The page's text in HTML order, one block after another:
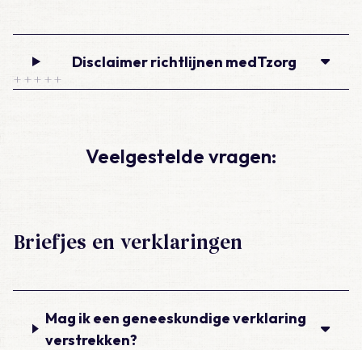
Disclaimer richtlijnen medTzorg
Veelgestelde vragen:
Briefjes en verklaringen
Mag ik een geneeskundige verklaring
verstrekken?